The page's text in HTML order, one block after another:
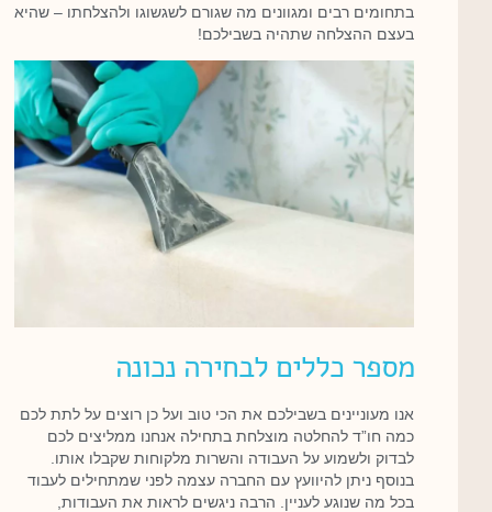
בתחומים רבים ומגוונים מה שגורם לשגשוגו ולהצלחתו – שהיא
בעצם ההצלחה שתהיה בשבילכם!
מספר כללים לבחירה נכונה
אנו מעוניינים בשבילכם את הכי טוב ועל כן רוצים על לתת לכם
כמה חו”ד להחלטה מוצלחת בתחילה אנחנו ממליצים לכם
לבדוק ולשמוע על העבודה והשרות מלקוחות שקבלו אותו.
בנוסף ניתן להיוועץ עם החברה עצמה לפני שמתחילים לעבוד
בכל מה שנוגע לעניין. הרבה ניגשים לראות את העבודות,